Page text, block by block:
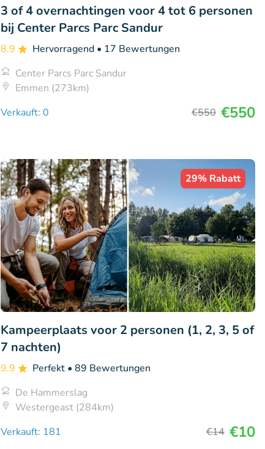
3 of 4 overnachtingen voor 4 tot 6 personen
bij Center Parcs Parc Sandur
8.9 Hervorragend • 17 Bewertungen
Center Parcs Parc Sandur
Emmen (273km)
Verkauft: 0
€550 €550
29% Rabatt
Kampeerplaats voor 2 personen (1, 2, 3, 5 of
7 nachten)
9.9 Perfekt • 89 Bewertungen
De Hammerslag
Westergeast (284km)
Verkauft: 181
€14 €10